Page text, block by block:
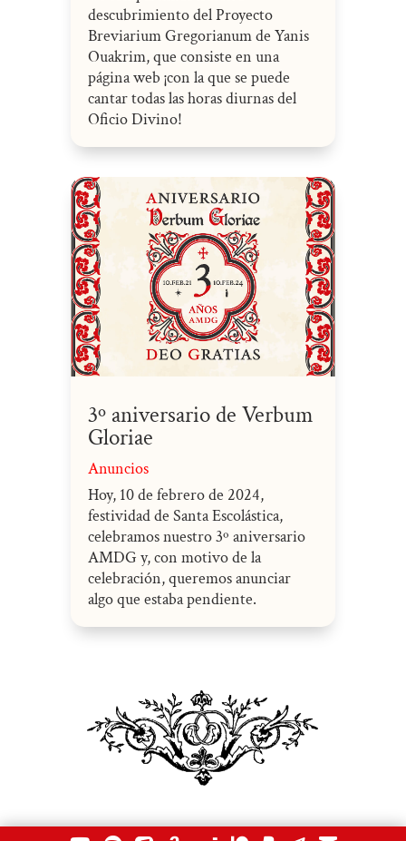
descubrimiento del Proyecto
Breviarium Gregorianum de Yanis
Ouakrim, que consiste en una
página web ¡con la que se puede
cantar todas las horas diurnas del
Oficio Divino!
3º aniversario de Verbum
Gloriae
Anuncios
Hoy, 10 de febrero de 2024,
festividad de Santa Escolástica,
celebramos nuestro 3º aniversario
AMDG y, con motivo de la
celebración, queremos anunciar
algo que estaba pendiente.